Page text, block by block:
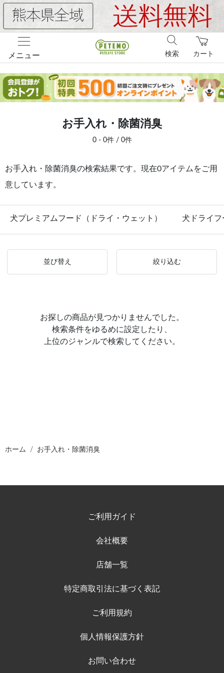
メニュー カート
検索
お手入れ・除菌消臭
0 - 0件 / 0件
お手入れ・除菌消臭の検索結果です。現在0アイテムをご用
意しています。
犬プレミアムフード（ドライ・ウェット） 犬ドライフ
並び替え 絞り込む
お探しの商品が見つかりませんでした。
検索条件をゆるめに設定したり、
上位のジャンルで検索してください。
ホーム お手入れ・除菌消臭
ご利用ガイド
会社概要
店舗一覧
特定商取引法に基づく表記
ご利用規約
個人情報保護方針
お問い合わせ